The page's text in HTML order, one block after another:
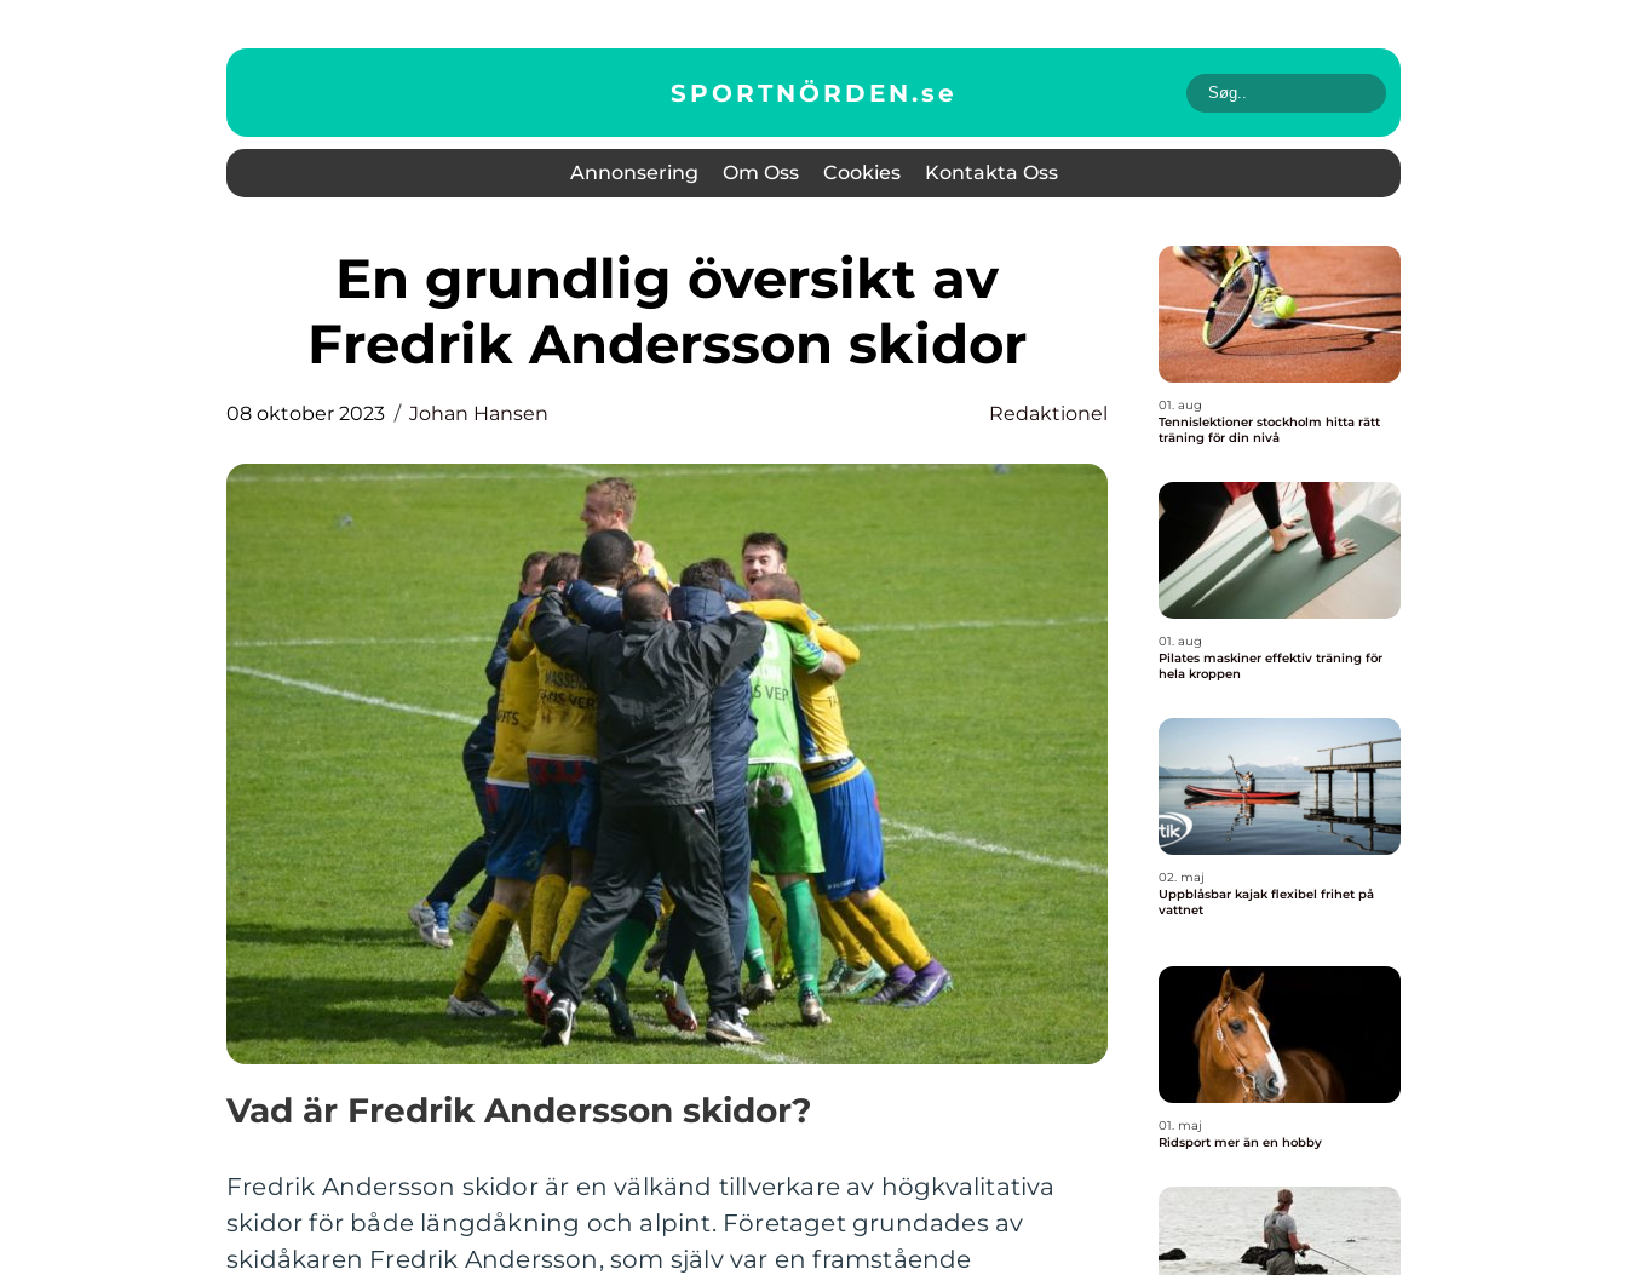
SPORTNÖRDEN.se
Annonsering Om Oss Cookies Kontakta Oss
En grundlig översikt av
Fredrik Andersson skidor
08 oktober 2023 Johan Hansen Redaktionel
Vad är Fredrik Andersson skidor?
Fredrik Andersson skidor är en välkänd tillverkare av högkvalitativa
skidor för både längdåkning och alpint. Företaget grundades av
skidåkaren Fredrik Andersson, som själv var en framstående
01. aug
Tennislektioner stockholm hitta rätt
träning för din nivå
01. aug
Pilates maskiner effektiv träning för
hela kroppen
02. maj
Uppblåsbar kajak flexibel frihet på
vattnet
01. maj
Ridsport mer än en hobby